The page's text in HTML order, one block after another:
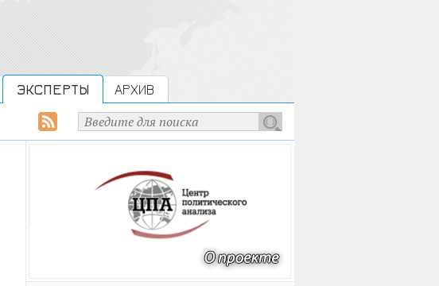
ЭКСПЕРТЫ АРХИВ